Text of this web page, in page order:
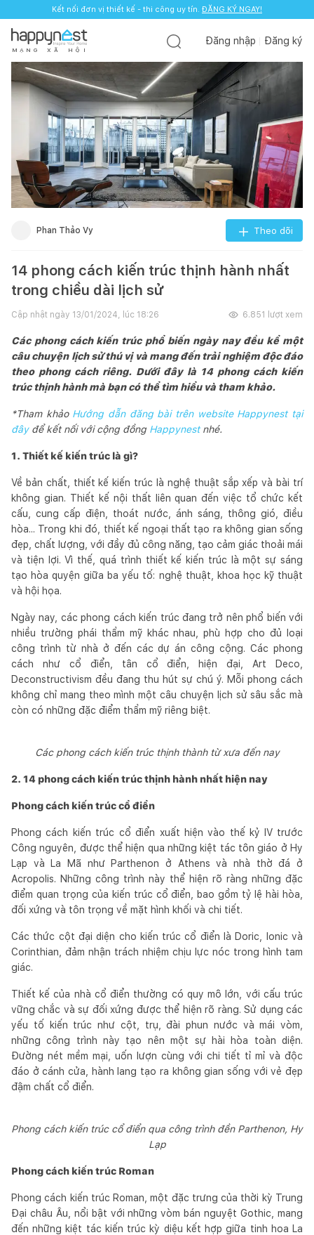
Kết nối đơn vị thiết kế - thi công uy tín. ĐĂNG KÝ NGAY!
M Ạ N G X Ã H Ộ I
Đăng nhập Đăng ký
Phan Thảo Vy Theo dõi
14 phong cách kiến trúc thịnh hành nhất
trong chiều dài lịch sử
Cập nhật ngày 13/01/2024, lúc 18:26 6.851 lượt xem
Các phong cách kiến trúc phổ biến ngày nay đều kể một
câu chuyện lịch sử thú vị và mang đến trải nghiệm độc đáo
theo phong cách riêng. Dưới đây là 14 phong cách kiến
trúc thịnh hành mà bạn có thể tìm hiểu và tham khảo.
*Tham khảo Hướng dẫn đăng bài trên website Happynest tại
đâyđể kết nối với cộng đồng Happynest nhé.
1. Thiết kế kiến trúc là gì?
Về bản chất, thiết kế kiến trúc là nghệ thuật sắp xếp và bài trí
không gian. Thiết kế nội thất liên quan đến việc tổ chức kết
cấu, cung cấp điện, thoát nước, ánh sáng, thông gió, điều
hòa... Trong khi đó, thiết kế ngoại thất tạo ra không gian sống
đẹp, chất lượng, với đầy đủ công năng, tạo cảm giác thoải mái
và tiện lợi. Vì thế, quá trình thiết kế kiến trúc là một sự sáng
tạo hòa quyện giữa ba yếu tố: nghệ thuật, khoa học kỹ thuật
và hội họa.
Ngày nay, các phong cách kiến trúc đang trở nên phổ biến với
nhiều trường phái thẩm mỹ khác nhau, phù hợp cho đủ loại
công trình từ nhà ở đến các dự án công cộng. Các phong
cách như cổ điển, tân cổ điển, hiện đại, Art Deco,
Deconstructivism đều đang thu hút sự chú ý. Mỗi phong cách
không chỉ mang theo mình một câu chuyện lịch sử sâu sắc mà
còn có những đặc điểm thẩm mỹ riêng biệt.
Các phong cách kiến trúc thịnh thành từ xưa đến nay
2. 14 phong cách kiến trúc thịnh hành nhất hiện nay
Phong cách kiến trúc cổ điển
Phong cách kiến trúc cổ điển xuất hiện vào thế kỷ IV trước
Công nguyên, được thể hiện qua những kiệt tác tôn giáo ở Hy
Lạp và La Mã như Parthenon ở Athens và nhà thờ đá ở
Acropolis. Những công trình này thể hiện rõ ràng những đặc
điểm quan trọng của kiến trúc cổ điển, bao gồm tỷ lệ hài hòa,
đối xứng và tôn trọng về mặt hình khối và chi tiết.
Các thức cột đại diện cho kiến trúc cổ điển là Doric, Ionic và
Corinthian, đảm nhận trách nhiệm chịu lực nóc trong hình tam
giác.
Thiết kế của nhà cổ điển thường có quy mô lớn, với cấu trúc
vững chắc và sự đối xứng được thể hiện rõ ràng. Sử dụng các
yếu tố kiến trúc như cột, trụ, đài phun nước và mái vòm,
những công trình này tạo nên một sự hài hòa toàn diện.
Đường nét mềm mại, uốn lượn cùng với chi tiết tỉ mỉ và độc
đáo ở cánh cửa, hành lang tạo ra không gian sống với vẻ đẹp
đậm chất cổ điển.
Phong cách kiến trúc cổ điển qua công trình đền Parthenon, Hy
Lạp
Phong cách kiến trúc Roman
Phong cách kiến trúc Roman, một đặc trưng của thời kỳ Trung
Đại châu Âu, nổi bật với những vòm bán nguyệt Gothic, mang
đến những kiệt tác kiến trúc kỳ diệu kết hợp giữa tinh hoa La